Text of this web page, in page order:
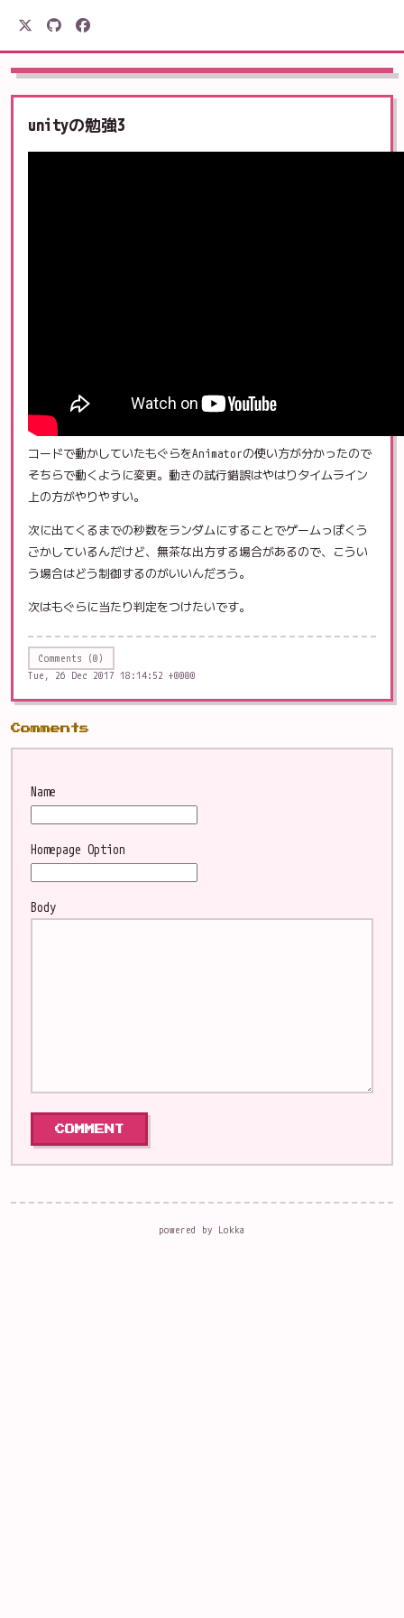
駒形電産
unityの勉強3
コードで動かしていたもぐらをAnimatorの使い方が分かったので
そちらで動くように変更。動きの試行錯誤はやはりタイムライン
上の方がやりやすい。
次に出てくるまでの秒数をランダムにすることでゲームっぽくう
ごかしているんだけど、無茶な出方する場合があるので、こうい
う場合はどう制御するのがいいんだろう。
次はもぐらに当たり判定をつけたいです。
Comments (0)
Tue, 26 Dec 2017 18:14:52 +0000
Comments
Name
Homepage Option
Body
powered by Lokka